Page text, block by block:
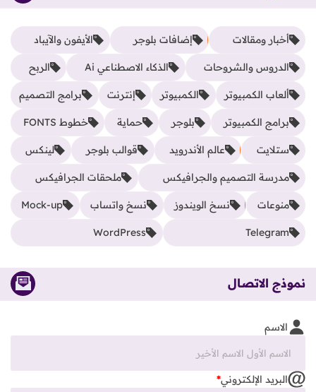
أخبار ومقالات إضافات بلوجر الأيفون والآيباد
الدروس والشروحات الذكاء الاصطناعي Ai الربح
ألعاب الكمبيوتر الكمبيوتر إنترنت برامج التصميم
برامج الكمبيوتر بلوجر حماية خطوط FONTS
ستلايت عالم الأندرويد قوالب بلوجر لينكس
مدرسة التصميم والجرافيكس ملحقات الجرافيكس
منوعات نسخ الويندوز نسخ واتساب Mock-up
Telegram
WordPress
نموذج الاتصال
الاسم
البريد الإلكتروني*